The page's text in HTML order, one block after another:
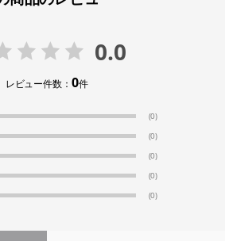
0.0
レビュー件数：0件
(0)
(0)
(0)
(0)
(0)